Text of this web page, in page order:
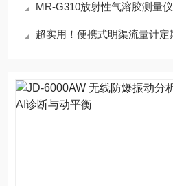
MR-G310放射性气溶胶测量仪：IP65
超实用！便携式明渠流量计